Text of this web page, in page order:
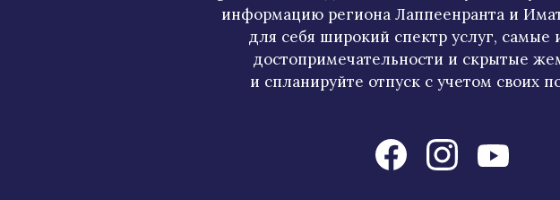
информацию региона Лаппеенранта и
для себя широкий спектр услуг, самые
достопримечательности и скрытые
и спланируйте отпуск с учетом своих